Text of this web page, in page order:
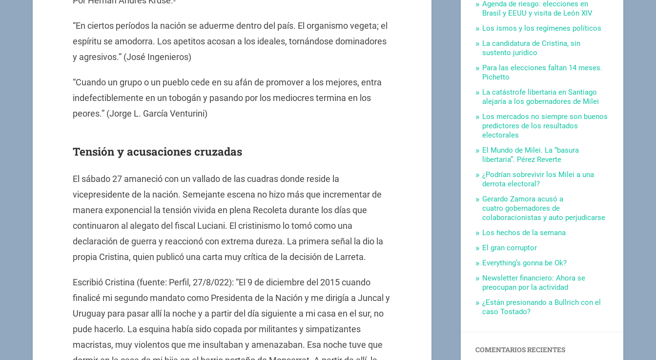
“En ciertos períodos la nación se aduerme dentro del país. El organismo vegeta; el
espíritu se amodorra. Los apetitos acosan a los ideales, tornándose dominadores
y agresivos.” (José Ingenieros)
“Cuando un grupo o un pueblo cede en su afán de promover a los mejores, entra
indefectiblemente en un tobogán y pasando por los mediocres termina en los
peores.” (Jorge L. García Venturini)
Tensión y acusaciones cruzadas
El sábado 27 amaneció con un vallado de las cuadras donde reside la
vicepresidente de la nación. Semejante escena no hizo más que incrementar de
manera exponencial la tensión vivida en plena Recoleta durante los días que
continuaron al alegato del fiscal Luciani. El cristinismo lo tomó como una
declaración de guerra y reaccionó con extrema dureza. La primera señal la dio la
propia Cristina, quien publicó una carta muy crítica de la decisión de Larreta.
Escribió Cristina (fuente: Perfil, 27/8/022): “El 9 de diciembre del 2015 cuando
finalicé mi segundo mandato como Presidenta de la Nación y me dirigía a Juncal y
Uruguay para pasar allí la noche y a partir del día siguiente a mi casa en el sur, no
pude hacerlo. La esquina había sido copada por militantes y simpatizantes
macristas, muy violentos que me insultaban y amenazaban. Esa noche tuve que
Agenda de riesgo: elecciones en
Brasil y EEUU y visita de León XIV
Los ismos y los regímenes políticos
La candidatura de Cristina, sin
sustento jurídico
Para las elecciones faltan 14 meses.
Pichetto
La catástrofe libertaria en Santiago
alejaría a los gobernadores de Milei
Los mercados no siempre son buenos
predictores de los resultados
electorales
El Mundo de Milei. La “basura
libertaria”. Pérez Reverte
¿Podrían sobrevivir los Milei a una
derrota electoral?
Gerardo Zamora acusó a
cuatro gobernadores de
colaboracionistas y auto perjudicarse
Los hechos de la semana
El gran corruptor
Everything’s gonna be Ok?
Newsletter financiero: Ahora se
preocupan por la actividad
¿Están presionando a Bullrich con el
caso Tostado?
COMENTARIOS RECIENTES